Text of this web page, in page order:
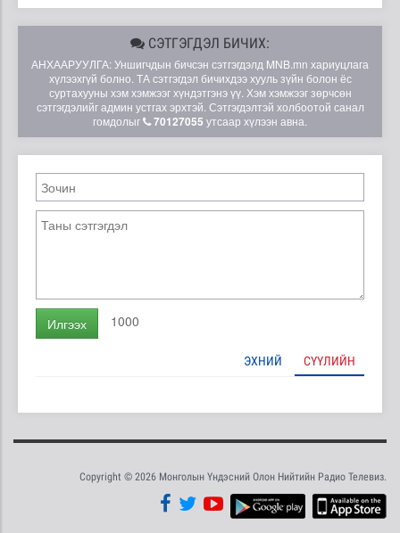
СЭТГЭГДЭЛ БИЧИХ:
АНХААРУУЛГА: Уншигчдын бичсэн сэтгэгдэлд MNB.mn хариуцлага
хүлээхгүй болно. ТА сэтгэгдэл бичихдээ хууль зүйн болон ёс
суртахууны хэм хэмжээг хүндэтгэнэ үү. Хэм хэмжээг зөрчсөн
сэтгэгдэлийг админ устгах эрхтэй. Сэтгэгдэлтэй холбоотой санал
гомдолыг
70127055 утсаар хүлээн авна.
Илгээх 1000
ЭХНИЙ СҮҮЛИЙН
Copyright © 2026 Монголын Үндэсний Олон Нийтийн Радио Телевиз.